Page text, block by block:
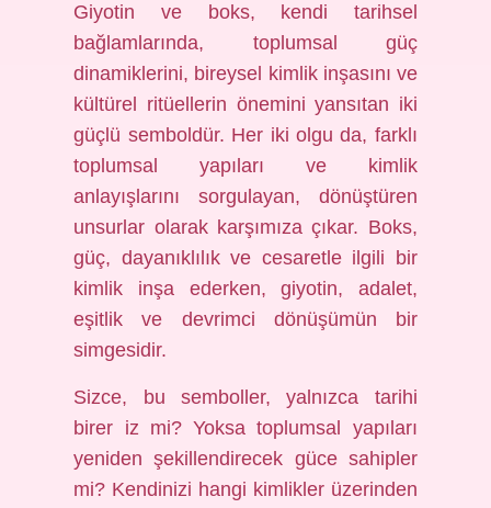
Giyotin ve boks, kendi tarihsel
bağlamlarında, toplumsal güç
dinamiklerini, bireysel kimlik inşasını ve
kültürel ritüellerin önemini yansıtan iki
güçlü semboldür. Her iki olgu da, farklı
toplumsal yapıları ve kimlik
anlayışlarını sorgulayan, dönüştüren
unsurlar olarak karşımıza çıkar. Boks,
güç, dayanıklılık ve cesaretle ilgili bir
kimlik inşa ederken, giyotin, adalet,
eşitlik ve devrimci dönüşümün bir
simgesidir.
Sizce, bu semboller, yalnızca tarihi
birer iz mi? Yoksa toplumsal yapıları
yeniden şekillendirecek güce sahipler
mi? Kendinizi hangi kimlikler üzerinden